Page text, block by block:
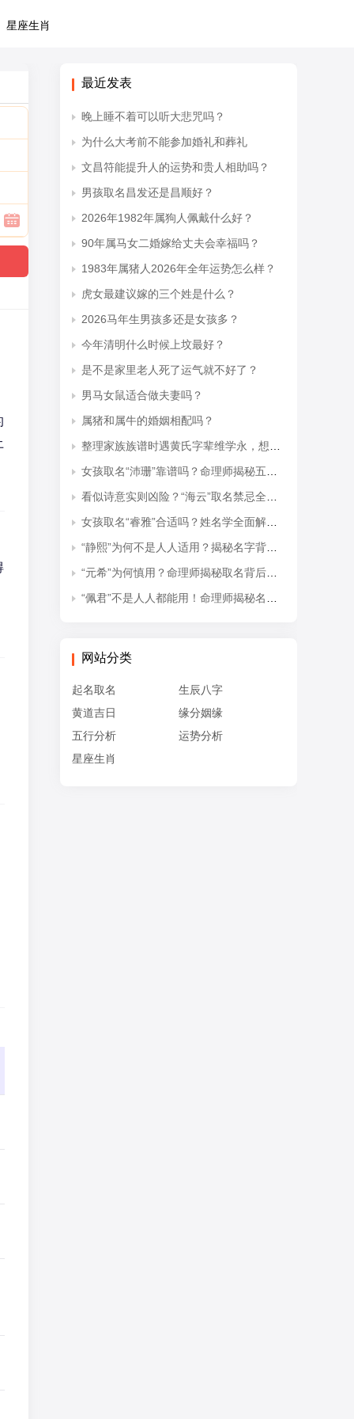
星座生肖
最近发表
晚上睡不着可以听大悲咒吗？
为什么大考前不能参加婚礼和葬礼
文昌符能提升人的运势和贵人相助吗？
男孩取名昌发还是昌顺好？
2026年1982年属狗人佩戴什么好？
90年属马女二婚嫁给丈夫会幸福吗？
1983年属猪人2026年全年运势怎么样？
虎女最建议嫁的三个姓是什么？
2026马年生男孩多还是女孩多？
今年清明什么时候上坟最好？
是不是家里老人死了运气就不好了？
男马女鼠适合做夫妻吗？
属猪和属牛的婚姻相配吗？
整理家族族谱时遇黄氏字辈维学永，想知道后续接续的是什么字辈？
女孩取名“沛珊”靠谱吗？命理师揭秘五行隐患与适配命格
看似诗意实则凶险？“海云”取名禁忌全解析
女孩取名“睿雅”合适吗？姓名学全面解读吉凶与禁忌
“静熙”为何不是人人适用？揭秘名字背后的五行失衡与命理隐患
“元希”为何慎用？命理师揭秘取名背后的五行忌讳
“佩君”不是人人都能用！命理师揭秘名字背后的五行杀局与取名禁忌
网站分类
起名取名
生辰八字
黄道吉日
缘分姻缘
五行分析
运势分析
星座生肖